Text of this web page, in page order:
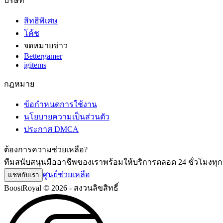
สิทธิพิเศษ
โค้ช
จดหมายข่าว
Bettergamer
igitems
กฎหมาย
ข้อกำหนดการใช้งาน
นโยบายความเป็นส่วนตัว
ประกาศ DMCA
ต้องการความช่วยเหลือ?
ทีมสนับสนุนมืออาชีพของเราพร้อมให้บริการตลอด 24 ชั่วโมงทุ
แชทกับเรา ศูนย์ช่วยเหลือ
BoostRoyal © 2026 - สงวนลิขสิทธิ์